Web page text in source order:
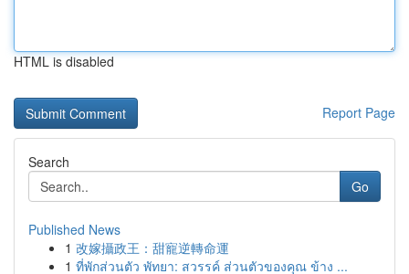
HTML is disabled
Report Page
Search
Go
Published News
1 改嫁攝政王：甜寵逆轉命運
1 ที่พักส่วนตัว พัทยา: สวรรค์ ส่วนตัวของคุณ ข้าง ...